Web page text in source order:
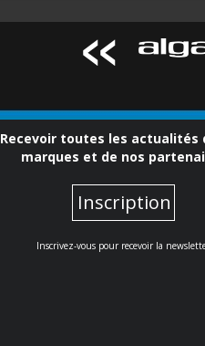
Recevoir toutes les actualités
marques et de nos
Inscription
Inscrivez-vous pour recevoir la